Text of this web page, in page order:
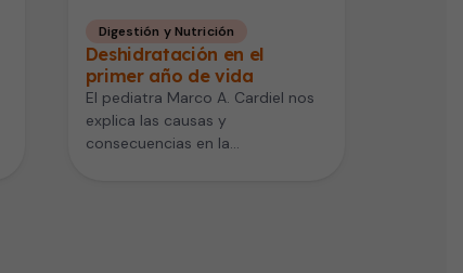
Digestión y Nutrición
Deshidratación en el
primer año de vida
El pediatra Marco A. Cardiel nos
explica las causas y
consecuencias en la